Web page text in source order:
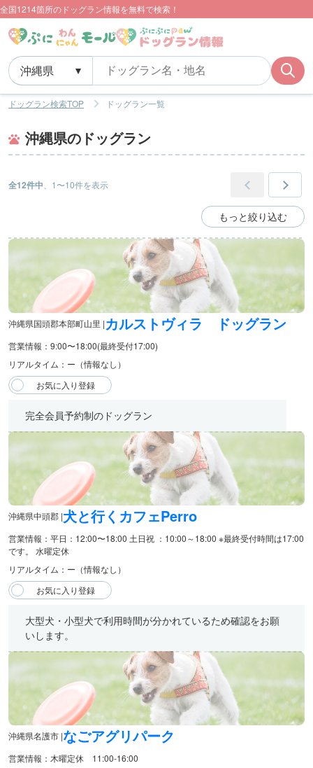
全国1214箇所のドッグラン情報を無料で検索！
ドッグラン検索TOP ドッグラン一覧
沖縄県のドッグラン
全12件中 、1〜10件を表示
もっと絞り込む
沖縄県国頭郡本部町山里 |カルストヴィラ ドッグラン
営業情報：9:00〜18:00(最終受付17:00)
リアルタイム：ー（情報なし）
完全会員予約制のドッグラン
沖縄県中頭郡 |犬と行くカフェPerro
営業情報：平日：12:00〜18:00 土日祝 ：10:00～18:00 ※最終受付時間は17:00
です。 水曜定休
リアルタイム：ー（情報なし）
大型犬・小型犬で利用時間が分かれているため確認をお願
いします。
沖縄県名護市 |なごアグリパーク
営業情報：木曜定休 11:00-16:00